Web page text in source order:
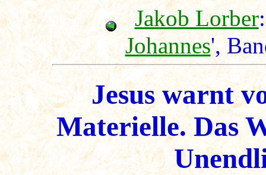
Jakob Lorber
Johannes',
Jesus warnt
Materielle. Das